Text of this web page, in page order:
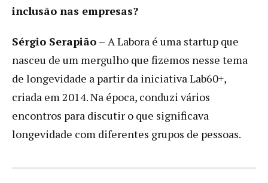
inclusão nas empresas?
Sérgio Serapião – A Labora é uma startup que
nasceu de um mergulho que fizemos nesse tema
de longevidade a partir da iniciativa Lab60+,
criada em 2014. Na época, conduzi vários
encontros para discutir o que significava
longevidade com diferentes grupos de pessoas.